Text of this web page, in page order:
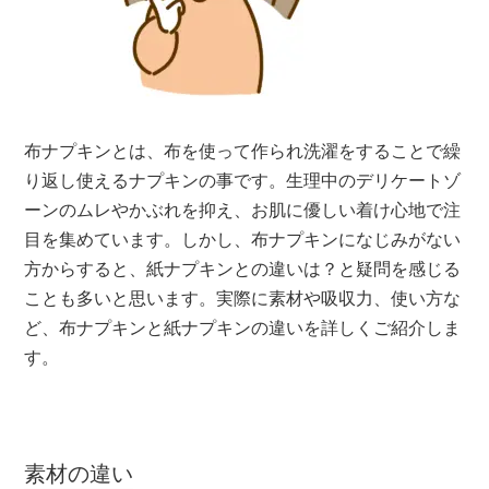
布ナプキンとは、布を使って作られ洗濯をすることで繰
り返し使えるナプキンの事です。生理中のデリケートゾ
ーンのムレやかぶれを抑え、お肌に優しい着け心地で注
目を集めています。しかし、布ナプキンになじみがない
方からすると、紙ナプキンとの違いは？と疑問を感じる
ことも多いと思います。実際に素材や吸収力、使い方な
ど、布ナプキンと紙ナプキンの違いを詳しくご紹介しま
す。
素材の違い